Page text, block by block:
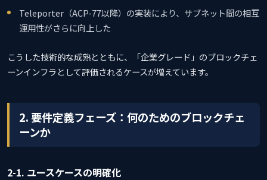
Teleporter（ACP-77以降）の実装により、サブネット間の相互
運用性がさらに向上した
こうした技術的な成熟とともに、「企業グレード」のブロックチェ
ーンインフラとして評価されるケースが増えています。
2. 要件定義フェーズ：何のためのブロックチェ
ーンか
2-1. ユースケースの明確化